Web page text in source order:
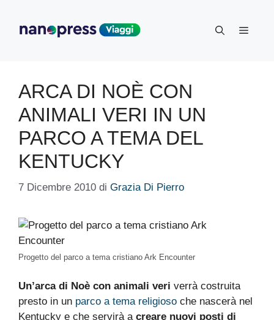
contenuto
Menu
ARCA DI NOÈ CON
ANIMALI VERI IN UN
PARCO A TEMA DEL
KENTUCKY
7 Dicembre 2010 di Grazia Di Pierro
Progetto del parco a tema cristiano Ark Encounter
Un’arca di Noè con animali veri verrà costruita
presto in un parco a tema religioso che nascerà nel
Kentucky e che servirà a creare nuovi posti di